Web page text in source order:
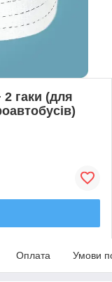
гаки (для
Оплата Умови